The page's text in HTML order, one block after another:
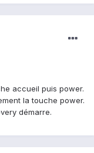
accueil puis power.
la touche power.
démarre.